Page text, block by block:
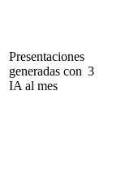
Presentaciones
generadas con
IA al mes
3